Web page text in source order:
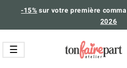
-15% sur votre première
2026
Basculer
la
navigation
☰